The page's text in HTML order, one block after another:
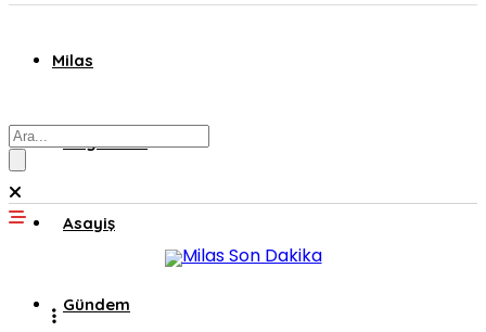
Milas
Muğla’dan
Asayiş
Gündem